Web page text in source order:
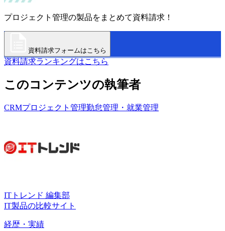
プロジェクト管理の製品をまとめて資料請求！
資料請求フォームはこちら
資料請求ランキングはこちら
このコンテンツの執筆者
CRMプロジェクト管理勤怠管理・就業管理
ITトレンド 編集部
IT製品の比較サイト
経歴・実績